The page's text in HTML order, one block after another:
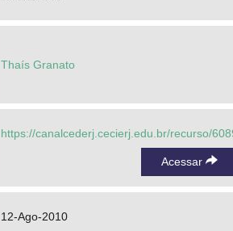
Thaís Granato
https://canalcederj.cecierj.edu.br/recurso/
Acessar
12-Ago-2010